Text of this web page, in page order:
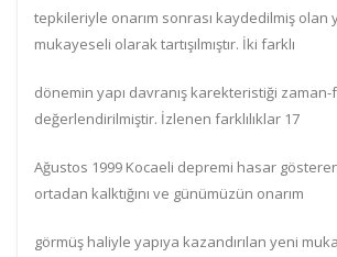
tepkileriyle onarım sonrası kaydedilmiş olan
mukayeseli olarak tartışılmıştır. İki farklı
dönemin yapı davranış karekteristiği
değerlendirilmiştir. İzlenen farklılıklar 17
Ağustos 1999 Kocaeli depremi hasar
ortadan kalktığını ve günümüzün onarım
görmüş haliyle yapıya kazandırılan yeni